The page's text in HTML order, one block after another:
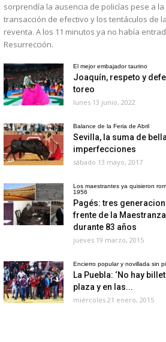
sorprendía la ausencia de policías pese a
transacción de efectivo y los tentáculos de la
reventa. A los 11 minutos ya no había
Resurrección.
El mejor embajador taurino
Joaquín, respeto y
toreo
lunes 13 junio, 2022
Balance de la Feria de Abril
Sevilla, la suma de
imperfecciones
sábado 13 mayo, 2017
Los maestrantes ya quisieron
1956
Pagés: tres
frente de la Maestranza
durante 83 años
jueves 19 marzo, 2015
Encierro popular y novillada sin
La Puebla: ‘No hay
plaza y en las...
miércoles 21 enero, 2015